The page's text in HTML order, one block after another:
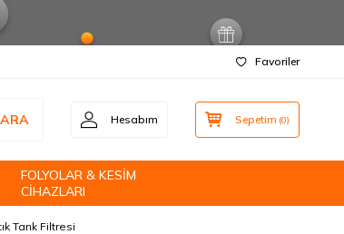
Favoriler
ARA Hesabım Sepetim (0)
FOLYOLAR & KESİM
CİHAZLARI
Tank Filtresi